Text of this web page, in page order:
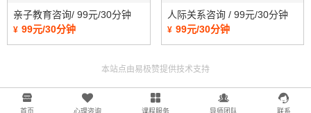
亲子教育咨询/ 99元/30分钟
¥ 99元/30分钟
人际关系咨询 / 99元/30分钟
¥ 99元/30分钟
本站点由易极赞提供技术支持
站点还未设置公安备案号 湘ICP备2025107150号-1
首页 心理咨询 课程服务 导师团队 联系